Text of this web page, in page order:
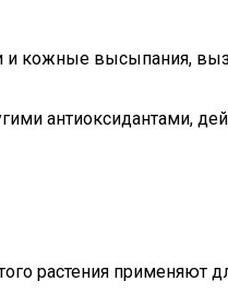
и кожные высыпания,
антиоксидантами,
растения применяют